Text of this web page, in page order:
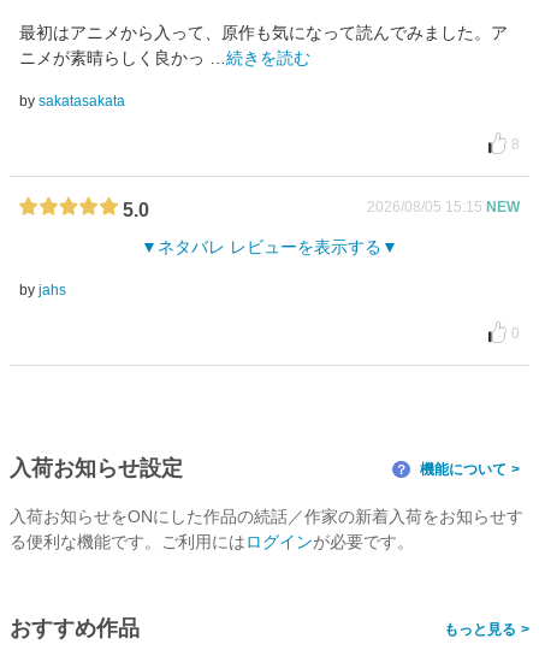
最初はアニメから入って、原作も気になって読んでみました。ア
ニメが素晴らしく良かっ …続きを読む
by sakatasakata
8
5.0 2026/08/05 15:15 NEW
ネタバレ レビューを表示する
by jahs
0
入荷お知らせ設定 ？ 機能について
入荷お知らせをONにした作品の続話／作家の新着入荷をお知らせす
る便利な機能です。ご利用にはログインが必要です。
おすすめ作品 >